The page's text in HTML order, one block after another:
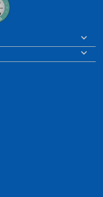

